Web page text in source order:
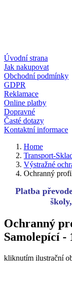
Úvodní strana
Jak nakupovat
Obchodní podmínky
GDPR
Reklamace
Online platby
Dopravné
Časté dotazy
Kontaktní informace
Home
Transport-
Výstražné
Ochranný
Platba
Ochranný
Samolepící -
kliknutím ilustrační